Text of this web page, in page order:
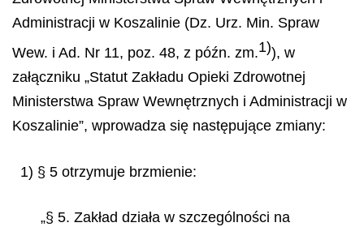
Administracji w Koszalinie (Dz. Urz. Min. Spraw
Wew. i Ad. Nr 11, poz. 48, z późn. zm.1)), w
załączniku „Statut Zakładu Opieki Zdrowotnej
Ministerstwa Spraw Wewnętrznych i Administracji w
Koszalinie”, wprowadza się następujące zmiany:
1) § 5 otrzymuje brzmienie:
„§ 5. Zakład działa w szczególności na